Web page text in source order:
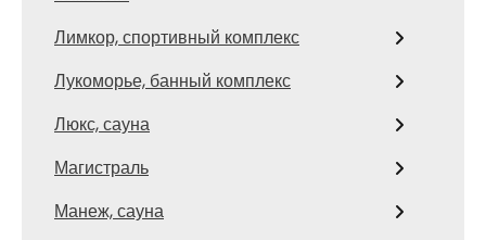
Лимкор, спортивный комплекс
Лукоморье, банный комплекс
Люкс, сауна
Магистраль
Манеж, сауна